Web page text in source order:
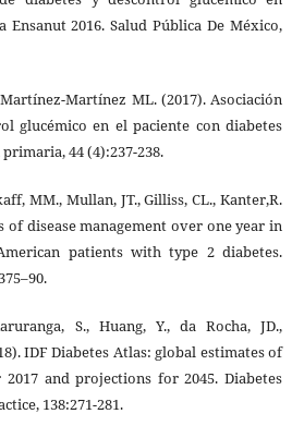
2016. Salud Pública De México,
Martínez ML. (2017). Asociación
glucémico en el paciente con diabetes
44 (4):237-238.
MM., Mullan, JT., Gilliss, CL., Kanter,R.
of disease management over one year in
patients with type 2 diabetes.
S., Huang, Y., da Rocha, JD.,
IDF Diabetes Atlas: global estimates of
and projections for 2045. Diabetes
138:271-281.